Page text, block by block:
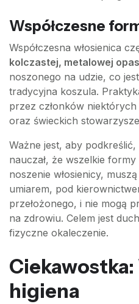
Współczesne
Współczesna włosienica
kolczastej, metalowej
noszonego na udzie, co
tradycyjna koszula.
przez członków
oraz świeckich
Ważne jest, aby podkreślić,
nauczał, że wszelkie
noszenie włosienicy,
umiarem, pod
przełożonego, i nie mogą
na zdrowiu. Celem jest
fizyczne okaleczenie.
Ciekawostka:
higiena